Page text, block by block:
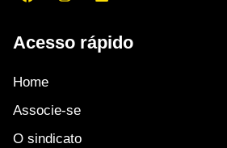
Acesso rápido
Home
Associe-se
O sindicato